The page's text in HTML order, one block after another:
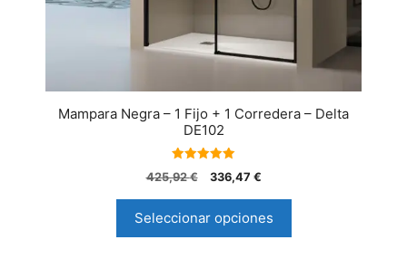
Mampara Negra – 1 Fijo + 1 Corredera – Delta
DE102
5.00
de 5
425,92€ 336,47 €
Seleccionar opciones